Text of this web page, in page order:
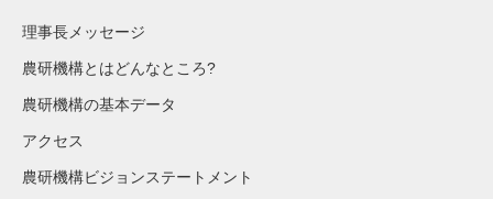
理事長メッセージ
農研機構とはどんなところ?
農研機構の基本データ
アクセス
農研機構ビジョンステートメント